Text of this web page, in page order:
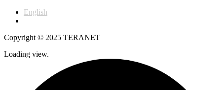
English
Copyright © 2025 TERANET
Loading view.